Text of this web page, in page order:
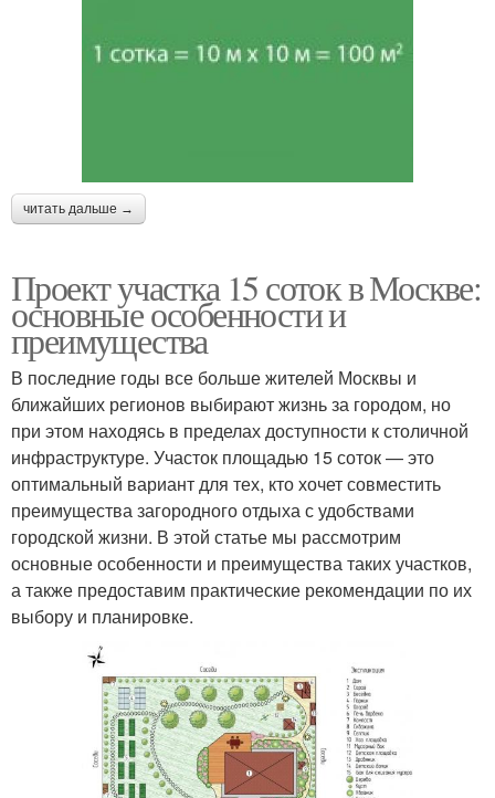
читать дальше →
Проект участка 15 соток в Москве:
основные особенности и
преимущества
В последние годы все больше жителей Москвы и
ближайших регионов выбирают жизнь за городом, но
при этом находясь в пределах доступности к столичной
инфраструктуре. Участок площадью 15 соток — это
оптимальный вариант для тех, кто хочет совместить
преимущества загородного отдыха с удобствами
городской жизни. В этой статье мы рассмотрим
основные особенности и преимущества таких участков,
а также предоставим практические рекомендации по их
выбору и планировке.